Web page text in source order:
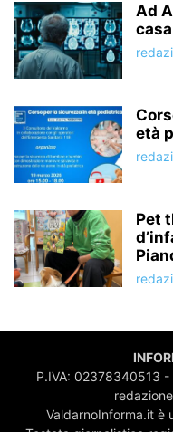
Ad
età
Pet
P.IVA: 02378340513 -
ValdarnoInforma.it è